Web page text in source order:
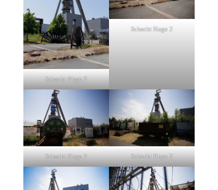
Schacht Hugo 2
Schacht Hugo 2
Schacht Hugo 2 Schacht Hugo 2